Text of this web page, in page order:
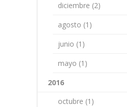
diciembre (2)
agosto (1)
junio (1)
mayo (1)
2016
octubre (1)